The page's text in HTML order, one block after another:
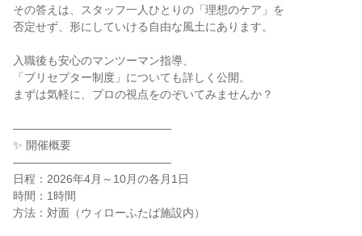
その答えは、スタッフ一人ひとりの「理想のケア」を
否定せず、形にしていける自由な風土にあります。
入職後も安心のマンツーマン指導、
「プリセプター制度」についても詳しく公開。
まずは気軽に、プロの視点をのぞいてみませんか？
――――――――――――――
✨ 開催概要
――――――――――――――
日程：2026年4月～10月の各月1日
時間：1時間
方法：対面（ウィローふたば施設内）